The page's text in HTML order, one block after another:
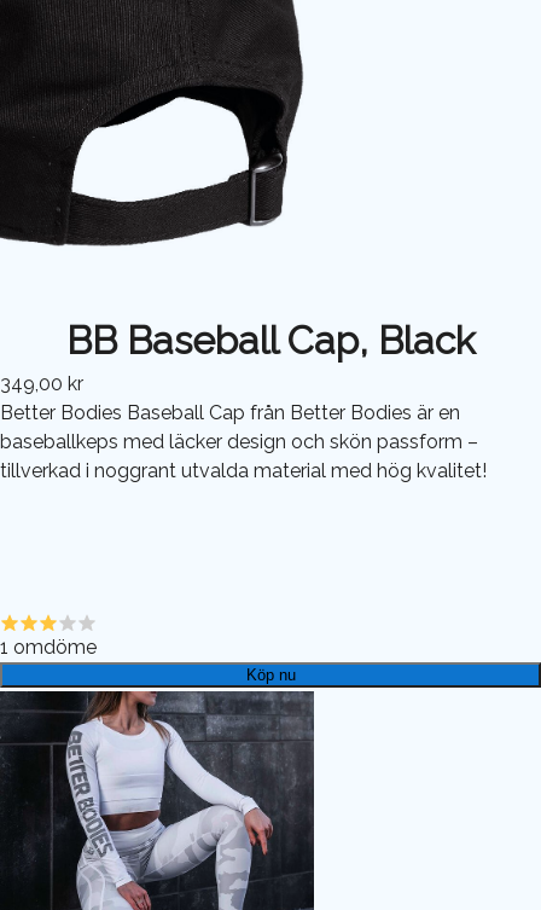
BB Baseball Cap, Black
349,00 kr
Better Bodies Baseball Cap från Better Bodies är en
baseballkeps med läcker design och skön passform –
tillverkad i noggrant utvalda material med hög kvalitet!
1 omdöme
Köp nu